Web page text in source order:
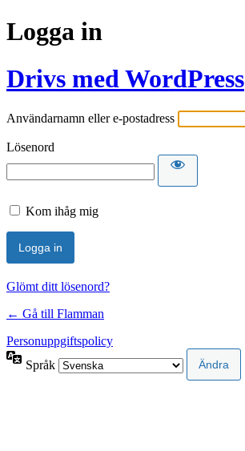
Logga in
Drivs med WordPress
Användarnamn eller e-postadress
Lösenord
Kom ihåg mig
Glömt ditt lösenord?
← Gå till Flamman
Personuppgiftspolicy
Språk